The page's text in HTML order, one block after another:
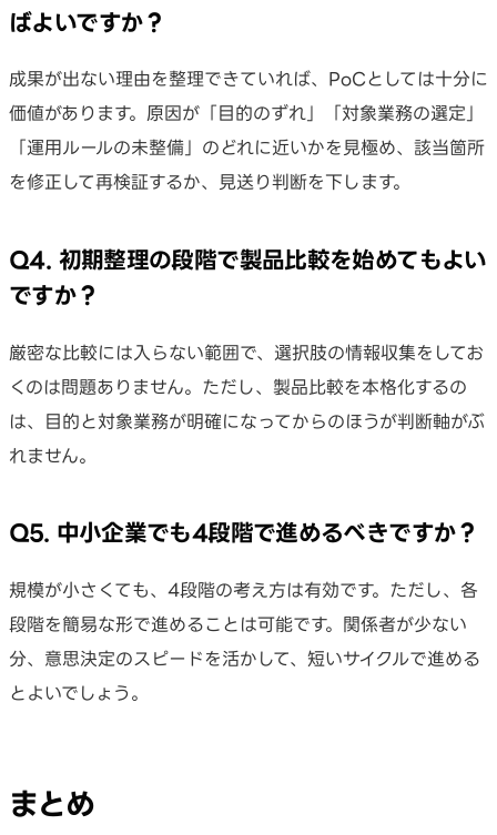
ばよいですか？
成果が出ない理由を整理できていれば、PoCとしては十分に
価値があります。原因が「目的のずれ」「対象業務の選定」
「運用ルールの未整備」のどれに近いかを見極め、該当箇所
を修正して再検証するか、見送り判断を下します。
Q4. 初期整理の段階で製品比較を始めてもよい
ですか？
厳密な比較には入らない範囲で、選択肢の情報収集をしてお
くのは問題ありません。ただし、製品比較を本格化するの
は、目的と対象業務が明確になってからのほうが判断軸がぶ
れません。
Q5. 中小企業でも4段階で進めるべきですか？
規模が小さくても、4段階の考え方は有効です。ただし、各
段階を簡易な形で進めることは可能です。関係者が少ない
分、意思決定のスピードを活かして、短いサイクルで進める
とよいでしょう。
まとめ